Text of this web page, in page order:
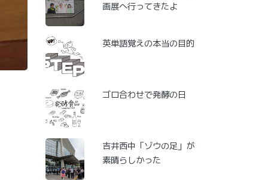
画展へ行ってきたよ
英単語覚えの本当の目的
ゴロ合わせで発酵の日
吉井西中「ゾウの足」が
素晴らしかった